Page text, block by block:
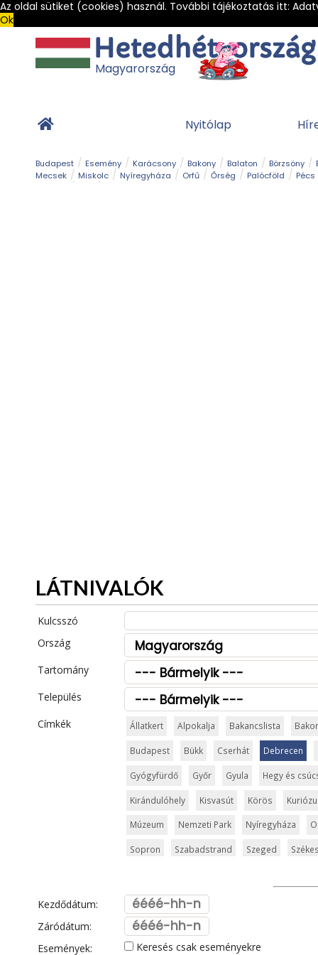
Az oldal sütiket (cookies) használ. További tájékoztatás itt:
Ok
Magyarország
Nyitólap
Budapest Esemény Karácsony Bakony Balaton Börzsöny
Mecsek
Miskolc Nyíregyháza Orfű Őrség Palócföld
Pécs
LÁTNIVALÓK
Kulcsszó
Ország
Tartomány
Település
Címkék
Állatkert Alpokalja Bakancslista
Budapest Bükk Cserhát Debrecen
Gyógyfürdő Győr Gyula Hegy és
Kirándulóhely Kisvasút Körös
Múzeum Nemzeti Park Nyíregyháza
Sopron Szabadstrand Szeged
Visegrád Vízesés
Kezdődátum:
Záródátum:
Események:
Keresés csak eseményekre